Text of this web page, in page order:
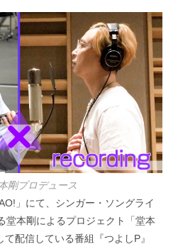
剛プロデュース
」にて、シンガー・ソングライ
堂本剛によるプロジェクト「堂本
配信している番組『つよしP』